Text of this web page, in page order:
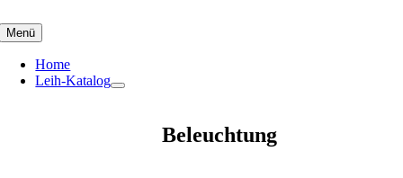
to
content
Menü
Home
Leih-Katalog
Beleuchtung